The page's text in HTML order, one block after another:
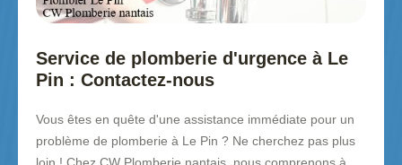
Service de plomberie d'urgence à Le
Pin : Contactez-nous
Vous êtes en quête d'une assistance immédiate pour un
problème de plomberie à Le Pin ? Ne cherchez pas plus